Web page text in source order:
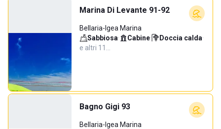
Marina Di Levante 91-92
Bellaria-Igea Marina
Sabbiosa· Cabine· Doccia calda·
e altri 11…
Bagno Gigi 93
Bellaria-Igea Marina